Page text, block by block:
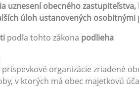
uznesení obecného
úloh ustanovených osobitnými
podľa tohto zákona podlieha
organizácie zriadené
v ktorých má obec majetkovú